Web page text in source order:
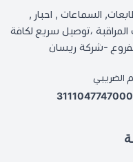
السماعات , احبار ,
المراقبة ،توصيل سريع لكافة
-شركة ريسان
الضريبي